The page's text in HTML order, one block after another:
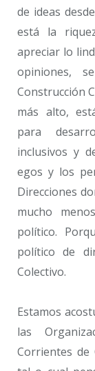
de ideas
está la
apreciar lo
opiniones,
Construcción
más alto,
para
inclusivos y
egos y los
Direcciones
mucho
político.
político de
Colectivo.
Estamos
las
Corrientes de